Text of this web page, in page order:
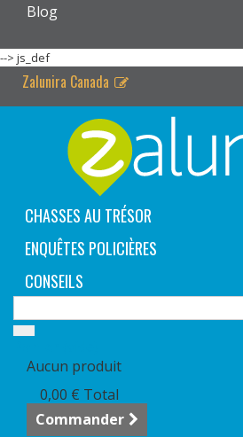
Blog
--> js_def
Zalunira Canada
CHASSES AU TRÉSOR
ENQUÊTES POLICIÈRES
CONSEILS
Aucun produit
0,00 € Total
Commander